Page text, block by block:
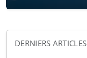
DERNIERS ARTICLES